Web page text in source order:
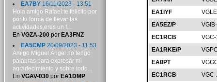
EA1IYF
EA5EZ/P
EC1RCB
EA1RKE/P
EA8PT
EC1RCB
EA7BY16/11/2023 - 13:51
Hola amigo Rafael:te felicito por
por tu forma de llevar las
actividades,eres un f...
En VGZA-200por EA3FNZ
EA5CMP20/09/2023 - 11:53
Amigo Miguel Ángel no tengo
palabras para expresar mi
agradecimiento y sobre todo...
En VGAV-030por EA1DMP